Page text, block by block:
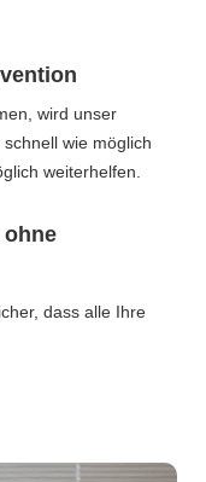
wird unser
wie möglich
weiterhelfen.
dass alle Ihre